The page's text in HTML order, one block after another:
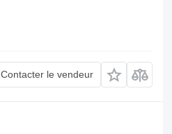
Contacter le vendeur